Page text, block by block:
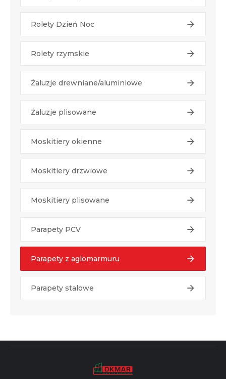
Rolety Dzień Noc
Rolety rzymskie
Żaluzje drewniane/aluminiowe
Żaluzje plisowane
Moskitiery okienne
Moskitiery drzwiowe
Moskitiery plisowane
Parapety PCV
Parapety z aglomarmuru
Parapety stalowe